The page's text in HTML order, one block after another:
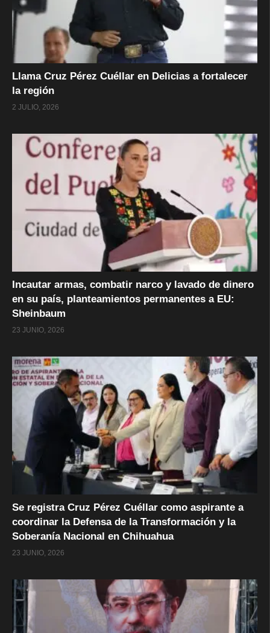
Llama Cruz Pérez Cuéllar en Delicias a fortalecer
la región
2 JULIO, 2026
Incautar armas, combatir narco y lavado de dinero
en su país, planteamientos permanentes a EU:
Sheinbaum
23 JUNIO, 2026
Se registra Cruz Pérez Cuéllar como aspirante a
coordinar la Defensa de la Transformación y la
Soberanía Nacional en Chihuahua
23 JUNIO, 2026